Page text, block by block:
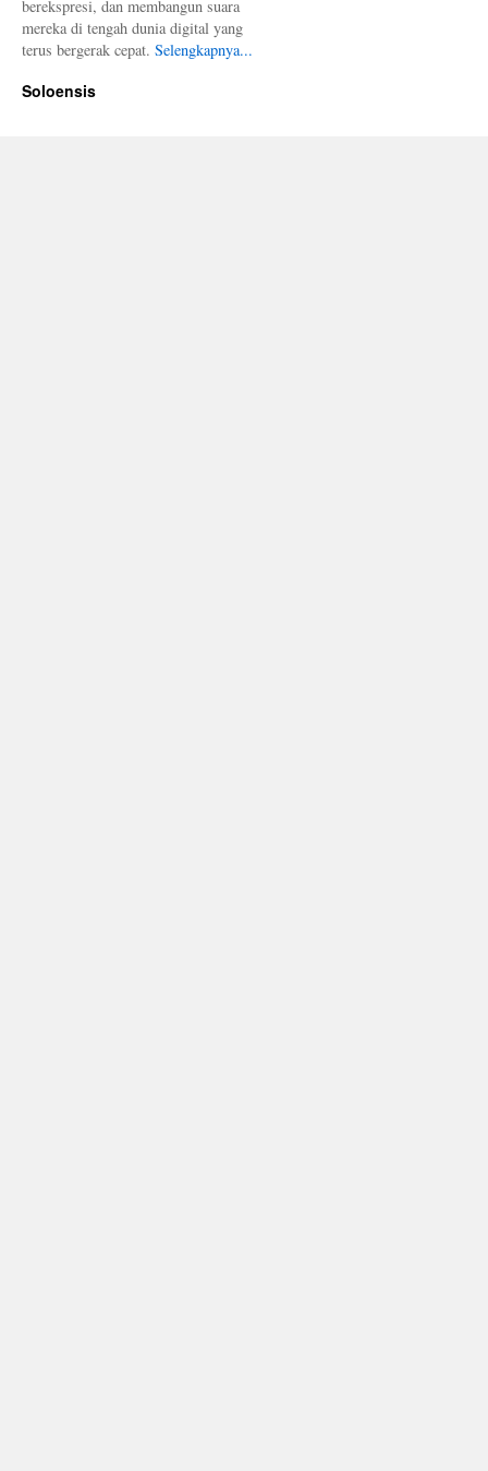
berekspresi, dan membangun suara
mereka di tengah dunia digital yang
terus bergerak cepat. Selengkapnya...
Soloensis